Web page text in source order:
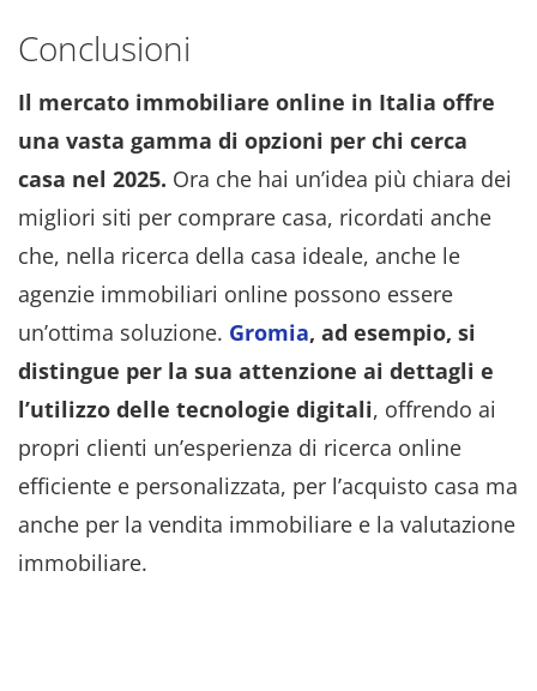
Conclusioni
Il mercato immobiliare online in Italia offre
una vasta gamma di opzioni per chi cerca
casa nel 2025. Ora che hai un’idea più chiara dei
migliori siti per comprare casa, ricordati anche
che, nella ricerca della casa ideale, anche le
agenzie immobiliari online possono essere
un’ottima soluzione. Gromia, ad esempio, si
distingue per la sua attenzione ai dettagli e
l’utilizzo delle tecnologie digitali, offrendo ai
propri clienti un’esperienza di ricerca online
efficiente e personalizzata, per l’acquisto casa ma
anche per la vendita immobiliare e la valutazione
immobiliare.